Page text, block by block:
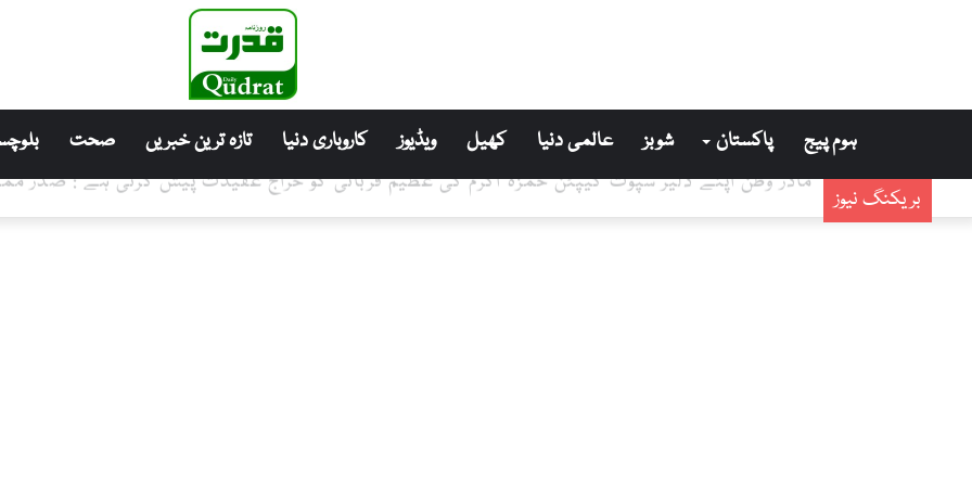
ہوم پیج پاکستان شوبز عالمی دنیا کھیل ویڈیوز کاروباری دنیا تازہ ترین خبریں صحت
بریکنگ نیوز مادر وطن اپنے دلیر سپوت کیپٹن حمزہ اکرم کی عظیم قربانی کو خراج عقیدت پیش کرتی ہے : صدر